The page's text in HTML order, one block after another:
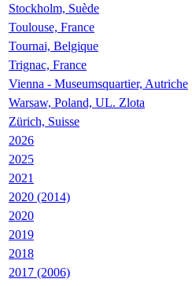
Stockholm, Suède
Toulouse, France
Tournai, Belgique
Trignac, France
Vienna - Museumsquartier, Autriche
Warsaw, Poland, UL. Zlota
Zürich, Suisse
2026
2025
2021
2020 (2014)
2020
2019
2018
2017 (2006)